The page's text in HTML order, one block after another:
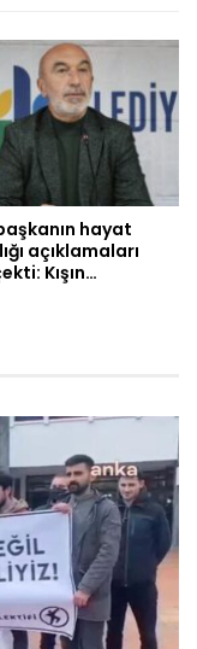
hayat
açıklamaları
Kışın…